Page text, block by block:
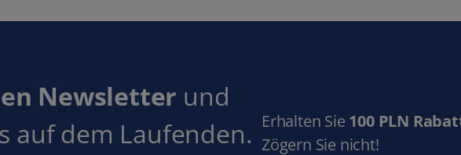
Newsletter und
auf dem Laufenden. Erhalten Sie 100 PLN
Zögern Sie nicht!